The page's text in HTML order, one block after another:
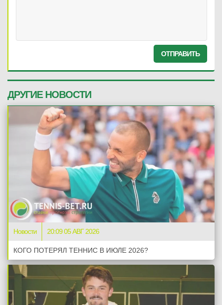
ОТПРАВИТЬ
ДРУГИЕ НОВОСТИ
Новости 20:09 05 АВГ 2026
КОГО ПОТЕРЯЛ ТЕННИС В ИЮЛЕ 2026?